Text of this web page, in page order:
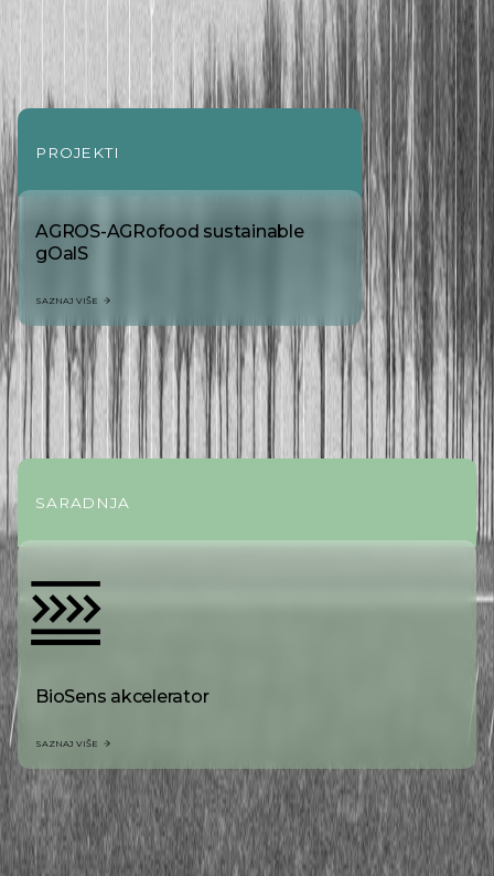
PROJEKTI
AGROS-AGRofood sustainable
gOalS
SAZNAJ VIŠE
SARADNJA
BioSens akcelerator
SAZNAJ VIŠE